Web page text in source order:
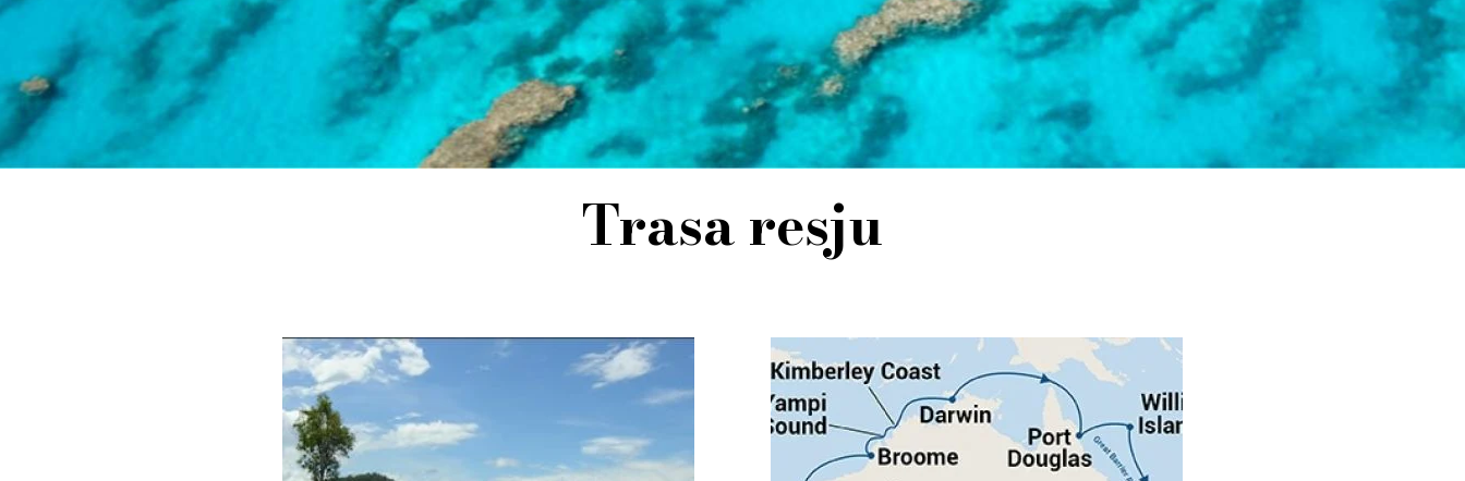
Trasa resju